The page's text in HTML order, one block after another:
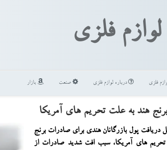
لوازم فلزی
فلزی درباره لوازم فلزی صنعت بازار
هند به علت تحریم های آمریكا
دریافت پول بازرگانان هندی برای صادرات برنج
تحریم های آمریكا، سبب افت شدید صادرات از